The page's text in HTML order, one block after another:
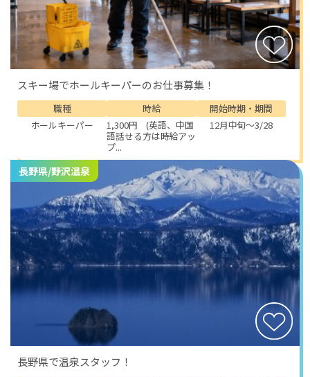
スキー場でホールキーパーのお仕事募集！
職種
ホールキーパー
時給
1,300円 (英語、中国
語話せる方は時給アッ
プ...
開始時期・期間
12月中旬～3/28
長野県/野沢温泉
長野県で温泉スタッフ！